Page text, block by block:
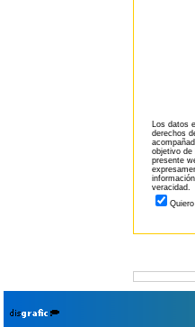
Los datos
derechos
objetivo de
presente
veracidad.